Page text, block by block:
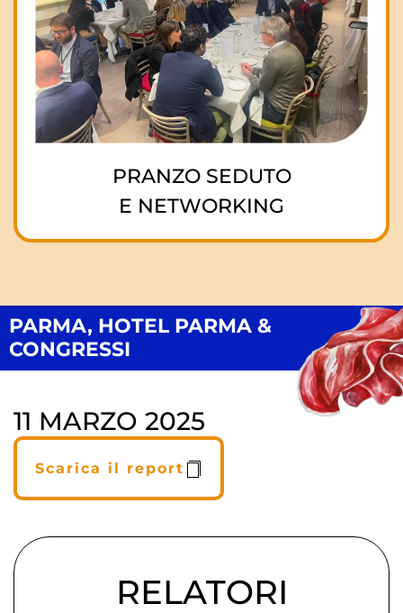
PRANZO SEDUTO
E NETWORKING
PARMA, HOTEL PARMA &
CONGRESSI
11 MARZO 2025
Scarica il report
RELATORI